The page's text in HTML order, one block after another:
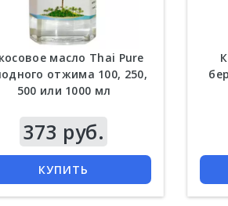
масло Thai Pure
отжима 100, 250,
500 или 1000 мл
373 руб.
КУПИТЬ